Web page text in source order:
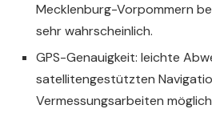
Mecklenburg-Vorpommern
sehr wahrscheinlich.
GPS-Genauigkeit: leichte
satellitengestützten
Vermessungsarbeiten